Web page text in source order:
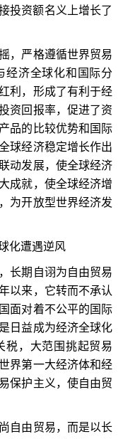
投资额名义上增长了
严格遵循世界贸易
经济全球化和国际分
利，形成了有利于经
资回报率，促进了资
品的比较优势和国际
球经济稳定增长作出
动发展，使全球经济
成就，使全球经济增
为开放型世界经济发
化遭遇逆风
期自诩为自由贸易
以来，它转而不承认
面对着不公平的国际
日益成为经济全球化
税，大范围挑起贸易
界第一大经济体和经
保护主义，使自由贸
由贸易，而是以长